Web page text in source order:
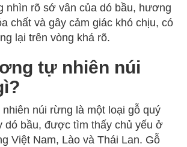
nhìn rõ sớ vân của dó bầu, hương
chất và gây cảm giác khó chịu, có
lại trên vòng khá rõ.
tự nhiên núi
núi rừng là một loại gỗ quý
dó bầu, được tìm thấy chủ yếu ở
Việt Nam, Lào và Thái Lan. Gỗ